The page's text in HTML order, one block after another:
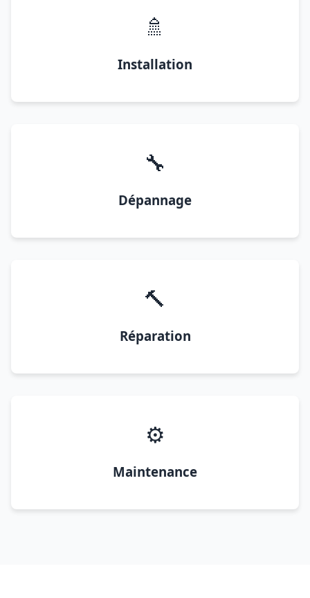
🚿
Installation
🔧
Dépannage
🔨
Réparation
⚙️
Maintenance